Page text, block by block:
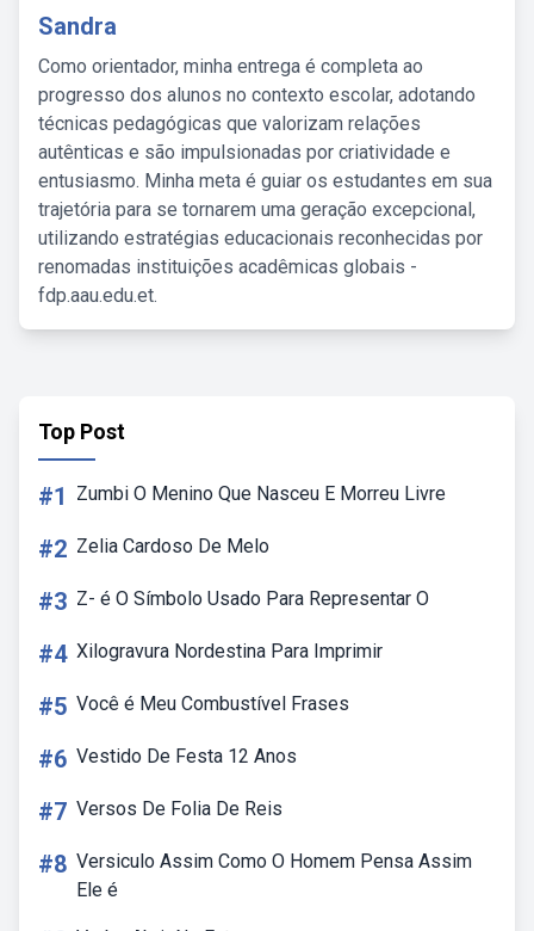
Sandra
Como orientador, minha entrega é completa ao
progresso dos alunos no contexto escolar, adotando
técnicas pedagógicas que valorizam relações
autênticas e são impulsionadas por criatividade e
entusiasmo. Minha meta é guiar os estudantes em sua
trajetória para se tornarem uma geração excepcional,
utilizando estratégias educacionais reconhecidas por
renomadas instituições acadêmicas globais -
fdp.aau.edu.et.
Top Post
#1 Zumbi O Menino Que Nasceu E Morreu Livre
#2 Zelia Cardoso De Melo
#3 Z- é O Símbolo Usado Para Representar O
#4 Xilogravura Nordestina Para Imprimir
#5 Você é Meu Combustível Frases
#6 Vestido De Festa 12 Anos
#7 Versos De Folia De Reis
#8 Versiculo Assim Como O Homem Pensa Assim
Ele é